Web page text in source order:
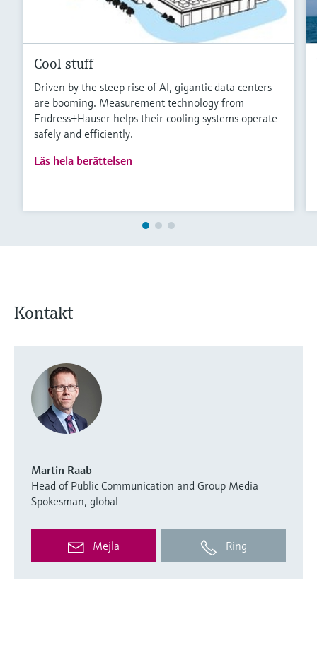
Cool stuff
Driven by the steep rise of AI, gigantic data centers
are booming. Measurement technology from
Endress+Hauser helps their cooling systems operate
safely and efficiently.
Läs hela berättelsen
Kontakt
Martin Raab
Head of Public Communication and Group Media
Spokesman, global
Mejla Ring